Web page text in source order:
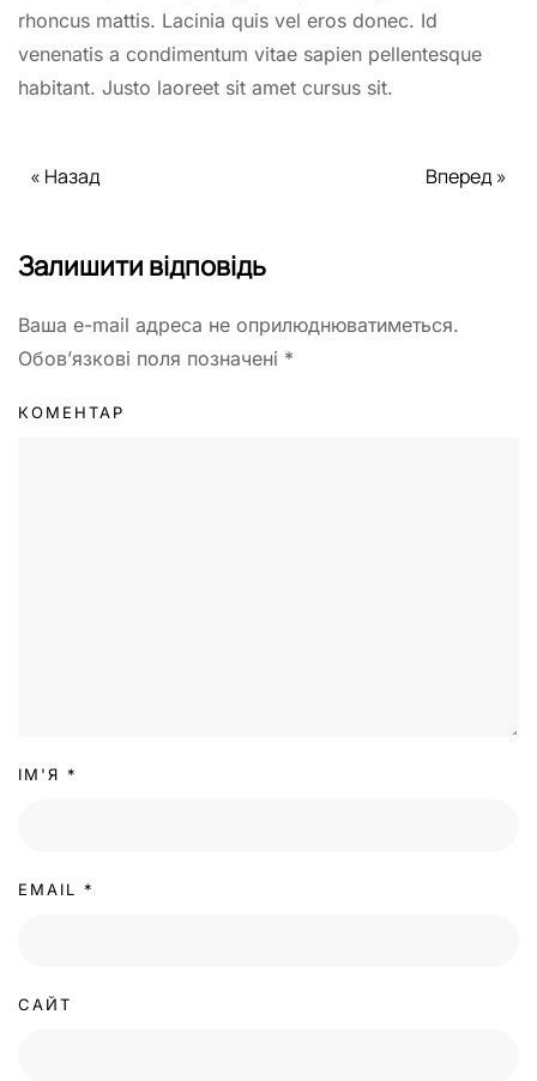
rhoncus mattis. Lacinia quis vel eros donec. Id
venenatis a condimentum vitae sapien pellentesque
habitant. Justo laoreet sit amet cursus sit.
« Назад Вперед »
Залишити відповідь
Ваша e-mail адреса не оприлюднюватиметься.
Обов’язкові поля позначені *
КОМЕНТАР
ІМ'Я *
EMAIL *
САЙТ